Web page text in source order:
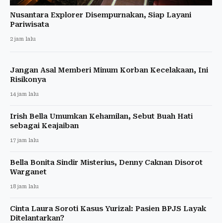
Nusantara Explorer Disempurnakan, Siap Layani
Pariwisata
2 jam lalu
Jangan Asal Memberi Minum Korban Kecelakaan, Ini
Risikonya
14 jam lalu
Irish Bella Umumkan Kehamilan, Sebut Buah Hati
sebagai Keajaiban
17 jam lalu
Bella Bonita Sindir Misterius, Denny Caknan Disorot
Warganet
18 jam lalu
Cinta Laura Soroti Kasus Yurizal: Pasien BPJS Layak
Ditelantarkan?